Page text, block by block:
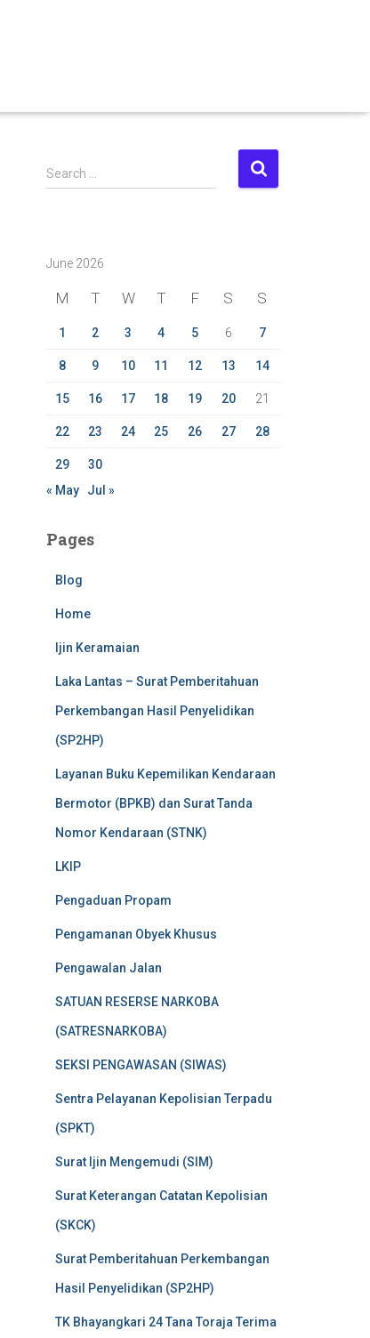
S
e
h
Search …
June 2026
M T W T F S S
1 2 3 4 5 6 7
8 9 10 11 12 13 14
15 16 17 18 19 20 21
22 23 24 25 26 27 28
29
30
« May
Jul »
Pages
Blog
Home
Ijin Keramaian
Laka Lantas – Surat Pemberitahuan
Perkembangan Hasil Penyelidikan
(SP2HP)
Layanan Buku Kepemilikan Kendaraan
Bermotor (BPKB) dan Surat Tanda
Nomor Kendaraan (STNK)
LKIP
Pengaduan Propam
Pengamanan Obyek Khusus
Pengawalan Jalan
SATUAN RESERSE NARKOBA
(SATRESNARKOBA)
SEKSI PENGAWASAN (SIWAS)
Sentra Pelayanan Kepolisian Terpadu
(SPKT)
Surat Ijin Mengemudi (SIM)
Surat Keterangan Catatan Kepolisian
(SKCK)
Surat Pemberitahuan Perkembangan
Hasil Penyelidikan (SP2HP)
TK Bhayangkari 24 Tana Toraja Terima